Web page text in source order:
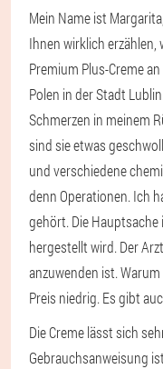
Mein Name ist
Ihnen wirklich erzählen,
Premium Plus-Creme
Polen in der Stadt
Schmerzen in meinem
sind sie etwas
und verschiedene
denn Operationen. Ich
gehört. Die
hergestellt wird. Der
anzuwenden ist.
Preis niedrig. Es gibt
Die Creme lässt sich
Gebrauchsanweisung